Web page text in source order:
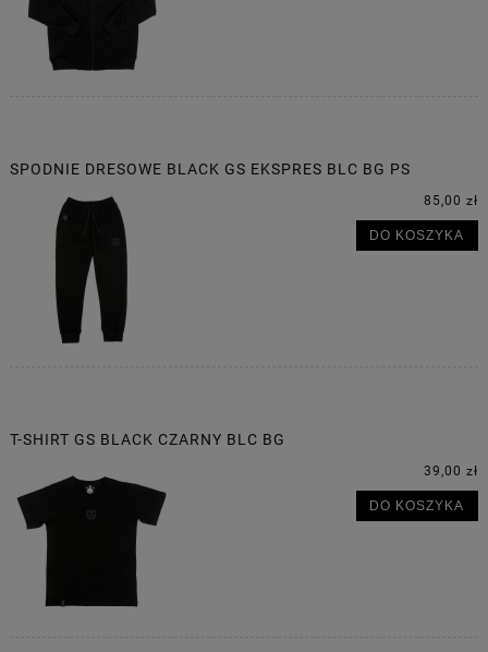
SPODNIE DRESOWE BLACK GS EKSPRES BLC BG PS
85,00 zł
DO KOSZYKA
T-SHIRT GS BLACK CZARNY BLC BG
39,00 zł
DO KOSZYKA